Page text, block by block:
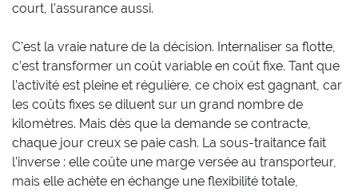
court, l’assurance aussi.
C’est la vraie nature de la décision. Internaliser sa flotte,
c’est transformer un coût variable en coût fixe. Tant que
l’activité est pleine et régulière, ce choix est gagnant, car
les coûts fixes se diluent sur un grand nombre de
kilomètres. Mais dès que la demande se contracte,
chaque jour creux se paie cash. La sous-traitance fait
l’inverse : elle coûte une marge versée au transporteur,
mais elle achète en échange une flexibilité totale,